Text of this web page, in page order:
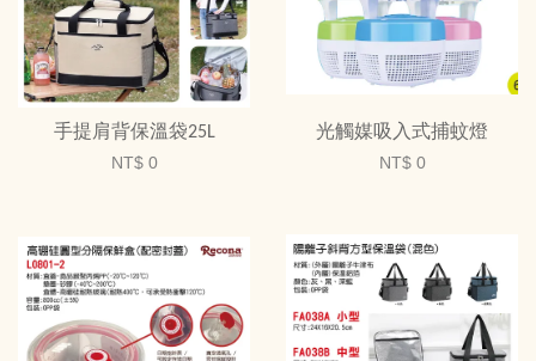
手提肩背保溫袋25L
NT$ 0
光觸媒吸入式捕蚊燈
NT$ 0